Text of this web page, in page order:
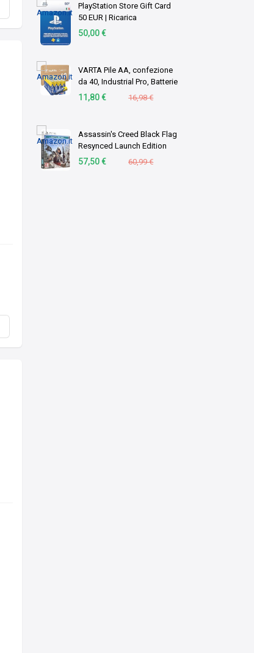
PlayStation Store Gift Card
50 EUR | Ricarica
Portafoglio PSN | Account
50,00 €
VARTA Pile AA, confezione
da 40, Industrial Pro, Batterie
Alcaline, 1,5V, pacco di
11,80 € 16,98 €
Assassin's Creed Black Flag
Resynced Launch Edition
(PS5)
57,50 € 60,99 €